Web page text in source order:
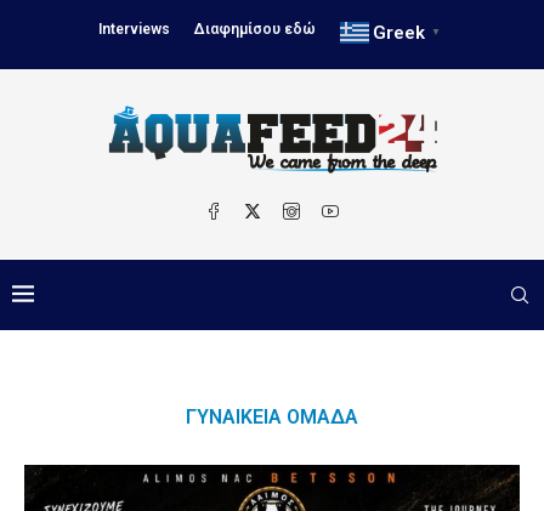
Interviews Διαφημίσου εδώ Greek ▼
ΓΥΝΑΙΚΕΊΑ ΟΜΆΔΑ